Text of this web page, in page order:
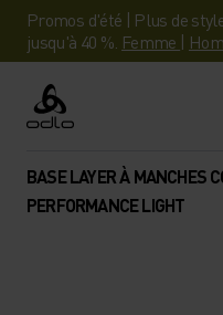
Promos d'été | Plus de
jusqu'à 40 %. Femme |
Odlo
BASE LAYER À MANCHES
PERFORMANCE LIGHT